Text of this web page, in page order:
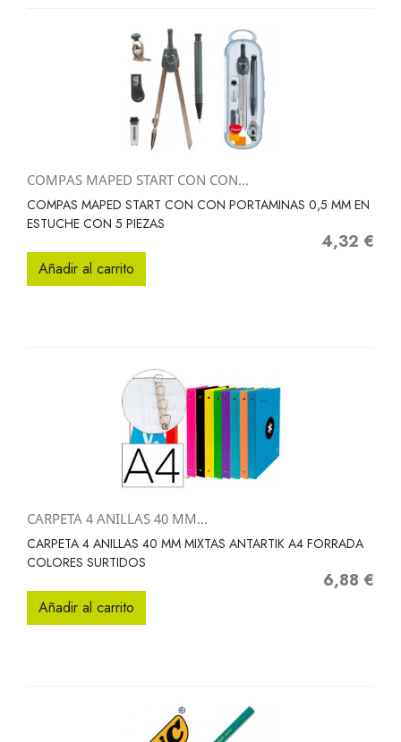
COMPAS MAPED START CON CON...
COMPAS MAPED START CON CON PORTAMINAS 0,5 MM EN
ESTUCHE CON 5 PIEZAS
Precio
4,32 €
Añadir al carrito
CARPETA 4 ANILLAS 40 MM...
CARPETA 4 ANILLAS 40 MM MIXTAS ANTARTIK A4 FORRADA
COLORES SURTIDOS
Precio
6,88 €
Añadir al carrito